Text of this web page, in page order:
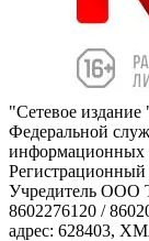
"Сетевое
Федеральной
информационных
Учредитель ООО
8602276120 /
адрес: 628403,